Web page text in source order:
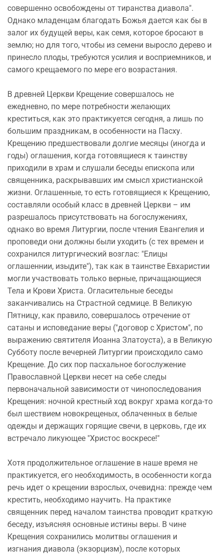
совершенно освобождены от тиранства диавола".
Однако младенцам благодать Божья дается как бы в
залог их будущей веры, как семя, которое бросают в
землю; но для того, чтобы из семени выросло дерево и
принесло плоды, требуются усилия и восприемников, и
самого крещаемого по мере его возрастания.
В древней Церкви Крещение совершалось не
ежедневно, по мере потребности желающих
креститься, как это практикуется сегодня, а лишь по
большим праздникам, в особенности на Пасху.
Крещению предшествовали долгие месяцы (иногда и
годы) оглашения, когда готовящиеся к таинству
приходили в храм и слушали беседы епископа или
священника, раскрывавших им смысл христианской
жизни. Оглашенные, то есть готовящиеся к Крещению,
составляли особый класс в древней Церкви – им
разрешалось присутствовать на богослужениях,
однако во время Литургии, после чтения Евангелия и
проповеди они должны были уходить (с тех времен и
сохранился литургический возглас: "Елицы
оглашеннии, изыдите"), так как в таинстве Евхаристии
могли участвовать только верные, причащающиеся
Тела и Крови Христа. Огласительные беседы
заканчивались на Страстной седмице. В Великую
Пятницу, как правило, совершалось отречение от
сатаны и исповедание веры ("договор с Христом", по
выражению святителя Иоанна Златоуста), а в Великую
Субботу после вечерней Литургии происходило само
Крещение. До сих пор пасхальное богослужение
Православной Церкви несет на себе следы
первоначальной зависимости от чинопоследования
Крещения: ночной крестный ход вокруг храма когда-то
был шествием новокрещеных, облаченных в белые
одежды и держащих горящие свечи, в церковь, где их
встречало ликующее "Христос воскресе!"
Хотя продолжительное оглашение в наше время не
практикуется, его необходимость, в особенности когда
речь идет о крещении взрослых, очевидна: прежде чем
крестить, необходимо научить. На практике
священник перед началом таинства проводит краткую
беседу, изъясняя основные истины веры. В чине
Крещения сохранились молитвы оглашения и
изгнания диавола (экзорцизм), после которых